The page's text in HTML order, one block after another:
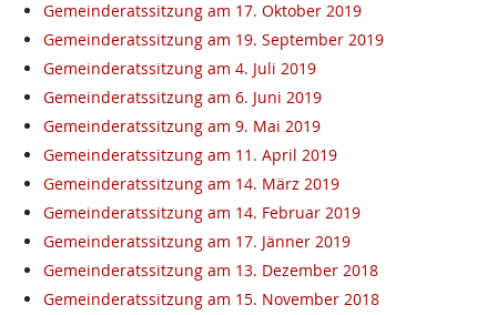
Gemeinderatssitzung am 17. Oktober 2019
Gemeinderatssitzung am 19. September 2019
Gemeinderatssitzung am 4. Juli 2019
Gemeinderatssitzung am 6. Juni 2019
Gemeinderatssitzung am 9. Mai 2019
Gemeinderatssitzung am 11. April 2019
Gemeinderatssitzung am 14. März 2019
Gemeinderatssitzung am 14. Februar 2019
Gemeinderatssitzung am 17. Jänner 2019
Gemeinderatssitzung am 13. Dezember 2018
Gemeinderatssitzung am 15. November 2018